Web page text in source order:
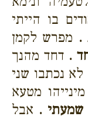
בו הייתי
. מפרש לקמן
. דחד מהנך
נכתבו שני
מטעא
שמעתי . אבל